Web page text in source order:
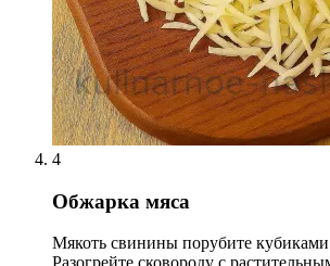
4
Обжарка мяса
Мякоть свинины порубите кубиками